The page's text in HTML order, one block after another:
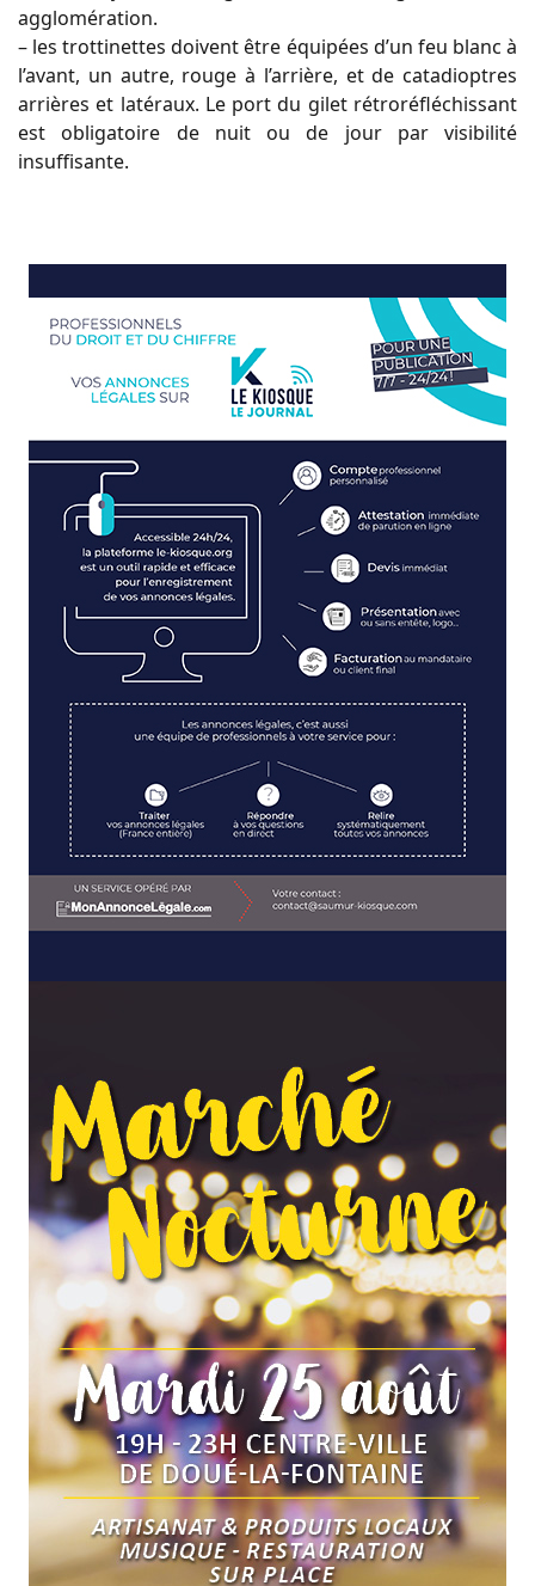
agglomération.
– les trottinettes doivent être équipées d’un feu blanc à
l’avant, un autre, rouge à l’arrière, et de catadioptres
arrières et latéraux. Le port du gilet rétroréfléchissant
est obligatoire de nuit ou de jour par visibilité
insuffisante.